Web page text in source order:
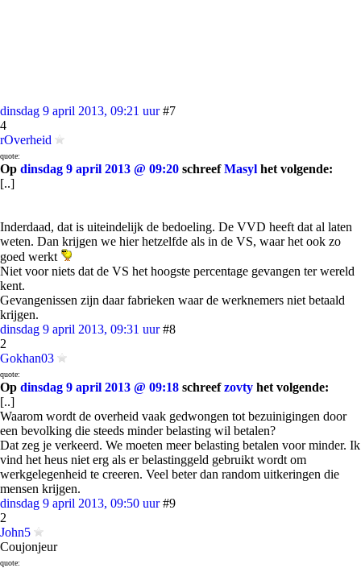
dinsdag 9 april 2013, 09:21 uur #7
4
rOverheid
quote:
Op dinsdag 9 april 2013 @ 09:20 schreefMasyl het volgende:
[..]
Inderdaad, dat is uiteindelijk de bedoeling. De VVD heeft dat al laten
weten. Dan krijgen we hier hetzelfde als in de VS, waar het ook zo
goed werkt
Niet voor niets dat de VS het hoogste percentage gevangen ter wereld
kent.
Gevangenissen zijn daar fabrieken waar de werknemers niet betaald
krijgen.
dinsdag 9 april 2013, 09:31 uur #8
2
Gokhan03
quote:
Op dinsdag 9 april 2013 @ 09:18 schreefzovty het volgende:
[..]
Waarom wordt de overheid vaak gedwongen tot bezuinigingen door
een bevolking die steeds minder belasting wil betalen?
Dat zeg je verkeerd. We moeten meer belasting betalen voor minder. Ik
vind het heus niet erg als er belastinggeld gebruikt wordt om
werkgelegenheid te creeren. Veel beter dan random uitkeringen die
mensen krijgen.
dinsdag 9 april 2013, 09:50 uur #9
2
John5
Coujonjeur
quote: